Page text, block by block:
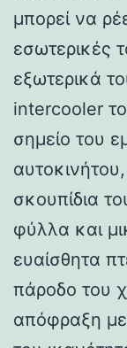
μπορεί να
εσωτερικές
εξωτερικά
intercooler
σημείο του
σκουπίδια
φύλλα και
ευαίσθητα
πάροδο του
απόφραξη